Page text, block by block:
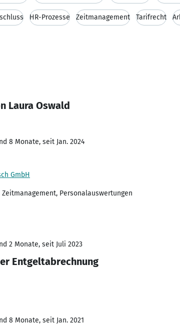
HR-Prozesse Zeitmanagement Tarifrecht
Laura Oswald
8 Monate, seit Jan. 2024
GmbH
Personalauswertungen
2 Monate, seit Juli 2023
Entgeltabrechnung
8 Monate, seit Jan. 2021